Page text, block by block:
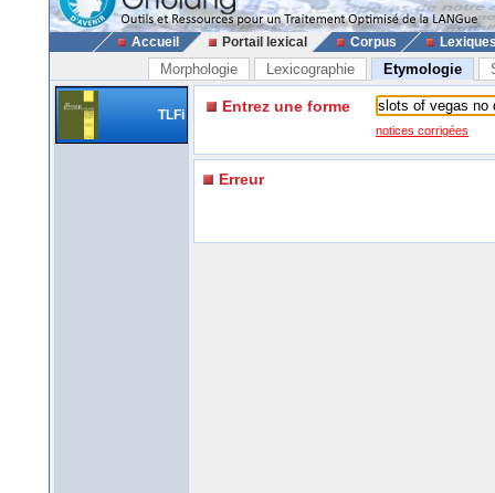
Accueil Portail lexical Corpus
Morphologie Lexicographie Etymologie
TLFi Entrez une forme
notices corrigées
Erreur